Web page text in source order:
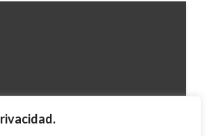
a organizadores de